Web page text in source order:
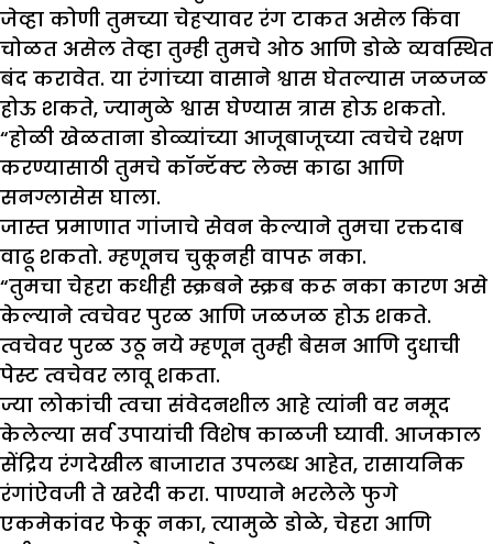
जेव्हा कोणी तुमच्या चेहऱ्यावर रंग टाकत असेल किंवा
चोळत असेल तेव्हा तुम्ही तुमचे ओठ आणि डोळे व्यवस्थित
बंद करावेत. या रंगांच्या वासाने श्वास घेतल्यास जळजळ
होऊ शकते, ज्यामुळे श्वास घेण्यास त्रास होऊ शकतो.
“होळी खेळताना डोळ्यांच्या आजूबाजूच्या त्वचेचे रक्षण
करण्यासाठी तुमचे कॉन्टॅक्ट लेन्स काढा आणि
सनग्लासेस घाला.
जास्त प्रमाणात गांजाचे सेवन केल्याने तुमचा रक्तदाब
वाढू शकतो. म्हणूनच चुकूनही वापरू नका.
“तुमचा चेहरा कधीही स्क्रबने स्क्रब करू नका कारण असे
केल्याने त्वचेवर पुरळ आणि जळजळ होऊ शकते.
त्वचेवर पुरळ उठू नये म्हणून तुम्ही बेसन आणि दुधाची
पेस्ट त्वचेवर लावू शकता.
ज्या लोकांची त्वचा संवेदनशील आहे त्यांनी वर नमूद
केलेल्या सर्व उपायांची विशेष काळजी घ्यावी. आजकाल
सेंद्रिय रंगदेखील बाजारात उपलब्ध आहेत, रासायनिक
रंगांऐवजी ते खरेदी करा. पाण्याने भरलेले फुगे
एकमेकांवर फेकू नका, त्यामुळे डोळे, चेहरा आणि